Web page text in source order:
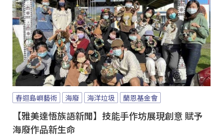
春迴島嶼藝術 海廢 海洋垃圾 蘭恩基金會
【雅美達悟族語新聞】技能手作坊展現創意 賦予
海廢作品新生命